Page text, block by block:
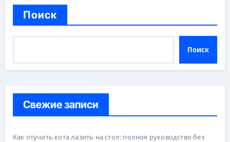
Поиск
Поиск
Свежие записи
Как отучить кота лазить на стол: полное руководство без